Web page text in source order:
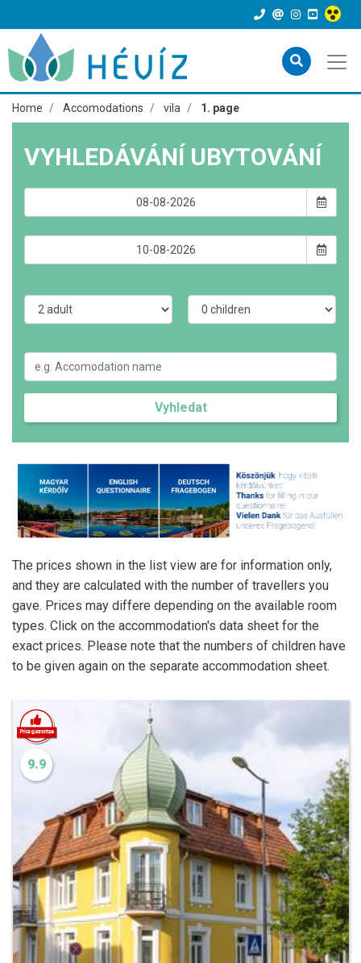
Home Accomodations vila 1. page
VYHLEDÁVÁNÍ UBYTOVÁNÍ
Vyhledat
The prices shown in the list view are for information only,
and they are calculated with the number of travellers you
gave. Prices may differe depending on the available room
types. Click on the accommodation's data sheet for the
exact prices. Please note that the numbers of children have
to be given again on the separate accommodation sheet.
9.9